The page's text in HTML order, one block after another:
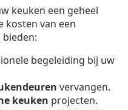
keuken een geheel
kosten van een
begeleiding bij uw
vervangen.
keuken projecten.